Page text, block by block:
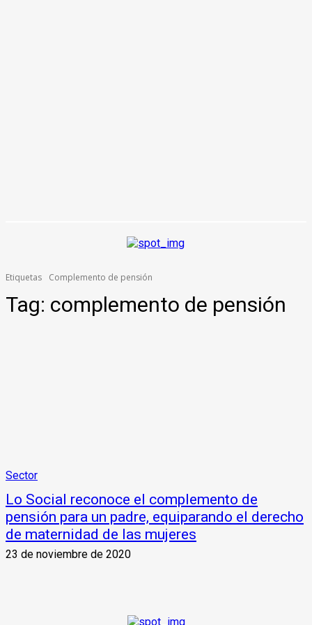
Etiquetas Complemento de pensión
Tag: complemento de pensión
Sector
Lo Social reconoce el complemento de
pensión para un padre, equiparando el derecho
de maternidad de las mujeres
23 de noviembre de 2020